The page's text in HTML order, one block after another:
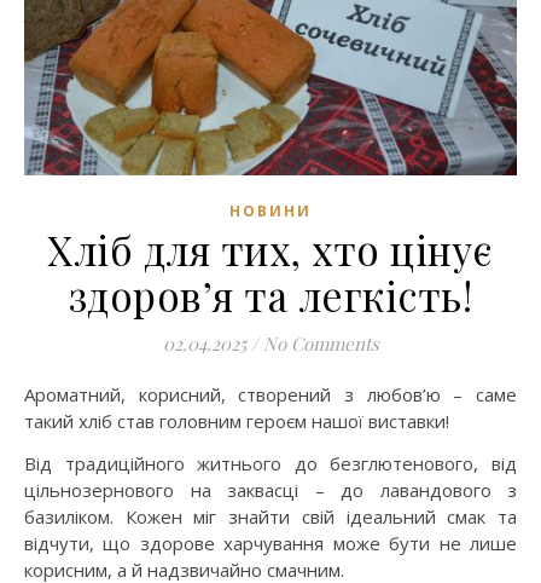
НОВИНИ
Хліб для тих, хто цінує
здоров’я та легкість!
02.04.2025 / No Comments
Ароматний, корисний, створений з любов’ю – саме
такий хліб став головним героєм нашої виставки!
Від традиційного житнього до безглютенового, від
цільнозернового на заквасці – до лавандового з
базиліком. Кожен міг знайти свій ідеальний смак та
відчути, що здорове харчування може бути не лише
корисним, а й надзвичайно смачним.